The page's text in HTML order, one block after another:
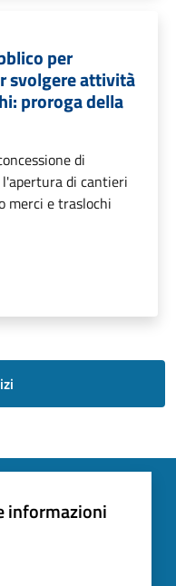
per
svolgere attività
proroga della
di
l'apertura di cantieri
merci e traslochi
informazioni